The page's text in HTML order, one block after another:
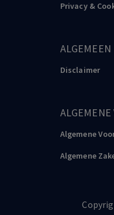
Privacy &
ALGEMEEN
Disclaimer
ALGEMENE
Algemene
Algemene